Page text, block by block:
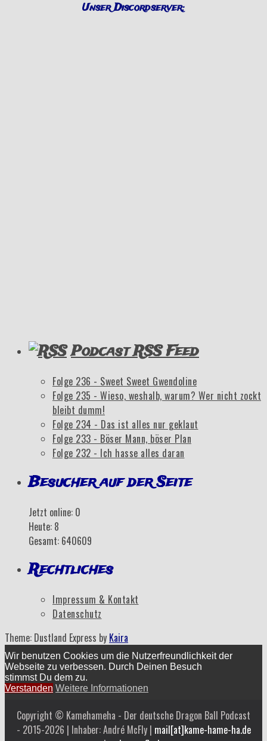
Unser Discordserver:
Podcast RSS Feed
Folge 236 - Sweet Sweet Gwendoline
Folge 235 - Wieso, weshalb, warum? Wer nicht zockt
bleibt dumm!
Folge 234 - Das ist alles nur geklaut
Folge 233 - Böser Mann, böser Plan
Folge 232 - Ich hasse alles daran
Besucher auf der Seite
Jetzt online: 0
Heute: 8
Gesamt: 640609
Rechtliches
Impressum & Kontakt
Datenschutz
Theme: Dustland Express by Kaira
Wir benutzen Cookies um die Nutzerfreundlichkeit der
Webseite zu verbessen. Durch Deinen Besuch
stimmst Du dem zu.
Verstanden Weitere Informationen
Copyright © Kamehameha - Der deutsche Dragon Ball Podcast
- 2015-2026 | Inhaber: André McFly | mail[at]kame-hame-ha.de